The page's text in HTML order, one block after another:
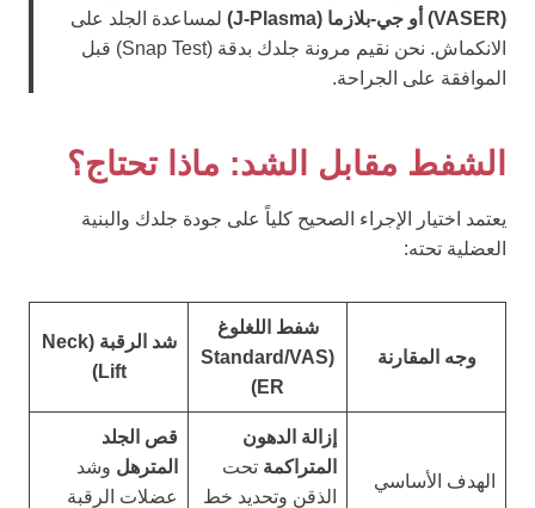
(VASER) أو جي-بلازما (J-Plasma)
لمساعدة الجلد على
الانكماش. نحن نقيم مرونة جلدك بدقة (Snap Test) قبل
الموافقة على الجراحة.
الشفط مقابل الشد: ماذا تحتاج؟
يعتمد اختيار الإجراء الصحيح كلياً على جودة جلدك والبنية
العضلية تحته:
وجه المقارنة
شفط اللغلوغ
(Standard/VAS
ER)
شد الرقبة (Neck
Lift)
الهدف الأساسي
إزالة الدهون
المتراكمة تحت
الذقن وتحديد خط
قص الجلد
المترهل وشد
عضلات الرقبة